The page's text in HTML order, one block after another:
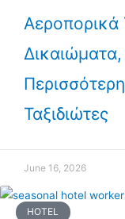
Αεροπορικά
Ταξιδιώτες
June 16, 2026
HOTEL